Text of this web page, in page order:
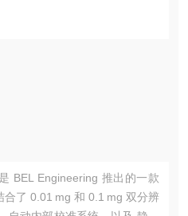
BEL Engineering 推出的一款
合了 0.01 mg 和 0.1 mg 双分辨